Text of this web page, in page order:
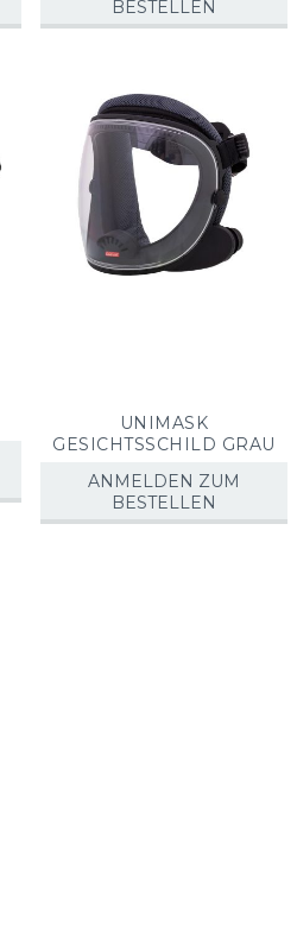
BESTELLEN
UNIMASK
GESICHTSSCHILD GRAU
ANMELDEN ZUM
BESTELLEN